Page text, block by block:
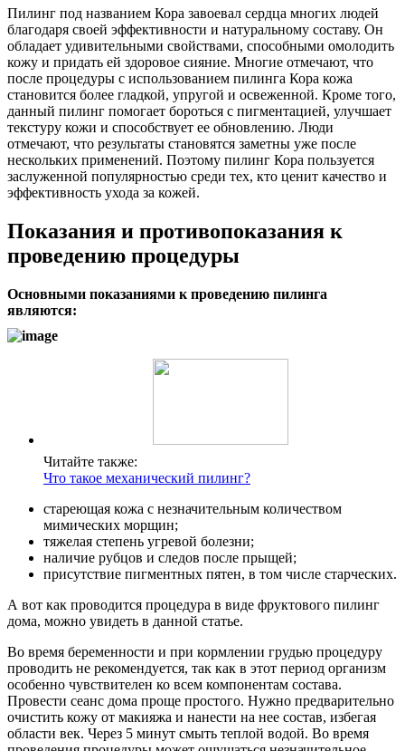
Пилинг под названием Кора завоевал сердца многих людей
благодаря своей эффективности и натуральному составу. Он
обладает удивительными свойствами, способными омолодить
кожу и придать ей здоровое сияние. Многие отмечают, что
после процедуры с использованием пилинга Кора кожа
становится более гладкой, упругой и освеженной. Кроме того,
данный пилинг помогает бороться с пигментацией, улучшает
текстуру кожи и способствует ее обновлению. Люди
отмечают, что результаты становятся заметны уже после
нескольких применений. Поэтому пилинг Кора пользуется
заслуженной популярностью среди тех, кто ценит качество и
эффективность ухода за кожей.
Показания и противопоказания к
проведению процедуры
Основными показаниями к проведению пилинга
являются:
Читайте также:
Что такое механический пилинг?
стареющая кожа с незначительным количеством
мимических морщин;
тяжелая степень угревой болезни;
наличие рубцов и следов после прыщей;
присутствие пигментных пятен, в том числе старческих.
А вот как проводится процедура в виде фруктового пилинг
дома, можно увидеть в данной статье.
Во время беременности и при кормлении грудью процедуру
проводить не рекомендуется, так как в этот период организм
особенно чувствителен ко всем компонентам состава.
Провести сеанс дома проще простого. Нужно предварительно
очистить кожу от макияжа и нанести на нее состав, избегая
области век. Через 5 минут смыть теплой водой. Во время